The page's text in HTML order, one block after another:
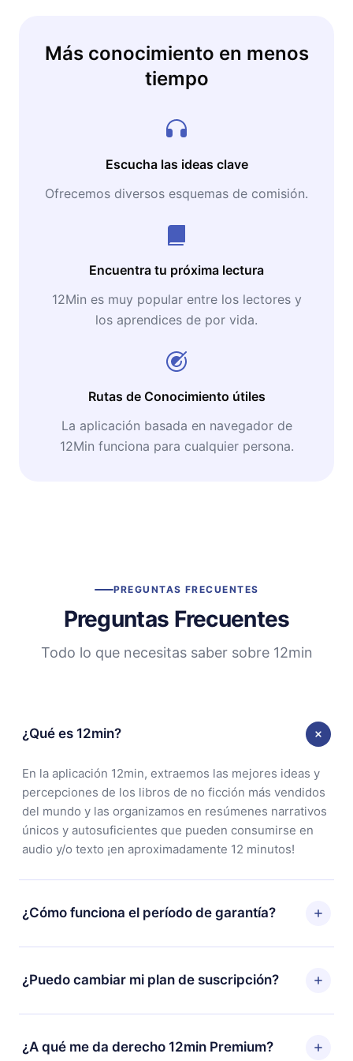
Más conocimiento en menos
tiempo
Escucha las ideas clave
Ofrecemos diversos esquemas de comisión.
Encuentra tu próxima lectura
12Min es muy popular entre los lectores y
los aprendices de por vida.
Rutas de Conocimiento útiles
La aplicación basada en navegador de
12Min funciona para cualquier persona.
PREGUNTAS FRECUENTES
Preguntas Frecuentes
Todo lo que necesitas saber sobre 12min
¿Qué es 12min?
En la aplicación 12min, extraemos las mejores ideas y
percepciones de los libros de no ficción más vendidos
del mundo y las organizamos en resúmenes narrativos
únicos y autosuficientes que pueden consumirse en
audio y/o texto ¡en aproximadamente 12 minutos!
¿Cómo funciona el período de garantía?
Puedes descargar nuestra aplicación y comenzar a
disfrutar de nuestra biblioteca. Si por alguna razón no
estás satisfecho con nuestra plataforma, simplemente
a la compra y solicita el reembolso del valor. Recibirás
¿Puedo cambiar mi plan de suscripción?
Sí, pero el cambio solo se aplicará a partir del próximo
período de facturación. Por ejemplo, si decides
cambiar tu suscripción mensual a anual, después de
¿A qué me da derecho 12min Premium?